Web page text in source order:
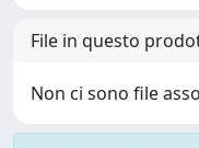
File in questo
Non ci sono file